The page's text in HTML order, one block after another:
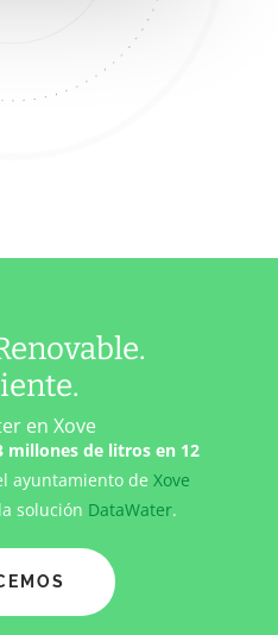
en Xove
millones de litros en 12
ayuntamiento de Xove
solución DataWater.